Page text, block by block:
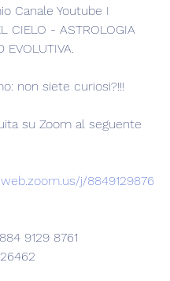
Canale Youtube I
CIELO - ASTROLOGIA
EVOLUTIVA.
non siete curiosi?!!!
su Zoom al seguente
j/8849129876
9129 8761